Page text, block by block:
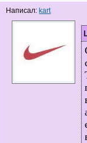
Написал: kart